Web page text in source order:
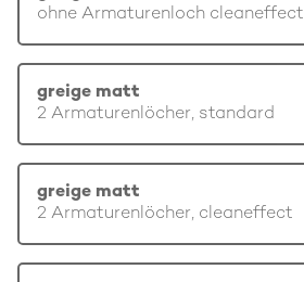
ohne Armaturenloch cleaneffect
greige matt
2 Armaturenlöcher, standard
greige matt
2 Armaturenlöcher, cleaneffect